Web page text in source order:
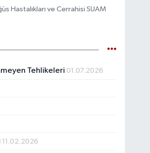
Hastalıkları ve Cerrahisi SUAM
Tehlikeleri 01.07.2026
11.02.2026